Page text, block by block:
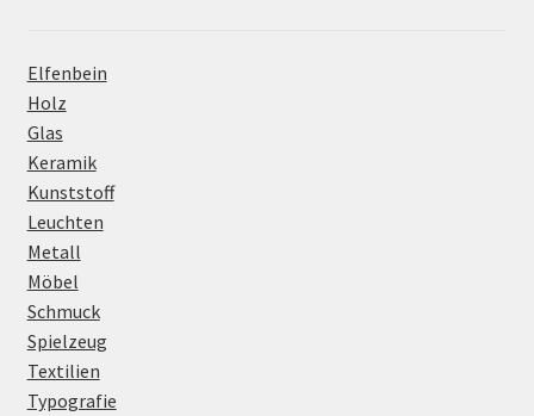
Elfenbein
Holz
Glas
Keramik
Kunststoff
Leuchten
Metall
Möbel
Schmuck
Spielzeug
Textilien
Typografie